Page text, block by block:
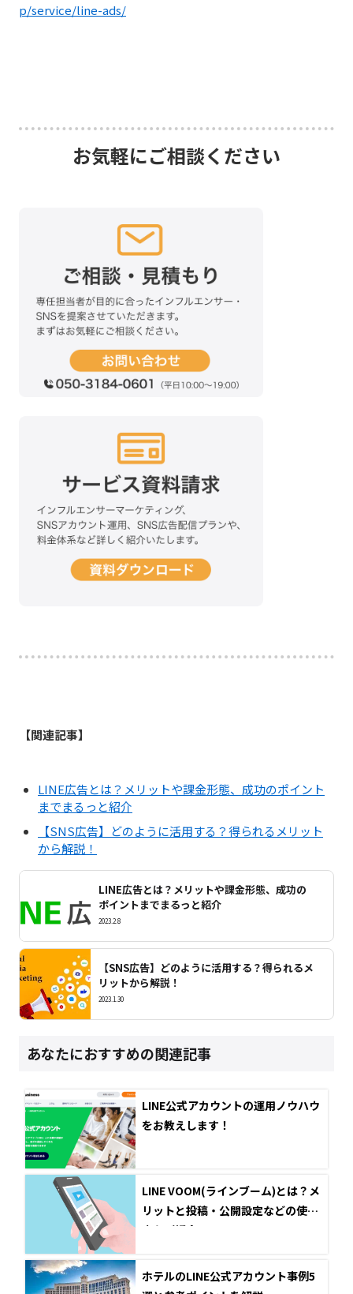
p/service/line-ads/
お気軽にご相談ください
【関連記事】
LINE広告とは？メリットや課金形態、成功のポイント
までまるっと紹介
【SNS広告】どのように活用する？得られるメリット
から解説！
LINE広告とは？メリットや課金形態、成功の
ポイントまでまるっと紹介
2023.2.8
【SNS広告】どのように活用する？得られるメ
リットから解説！
2023.1.30
あなたにおすすめの関連記事
LINE公式アカウントの運用ノウハウ
をお教えします！
LINE VOOM(ラインブーム)とは？メ
リットと投稿・公開設定などの使い
方をご紹介！
ホテルのLINE公式アカウント事例5